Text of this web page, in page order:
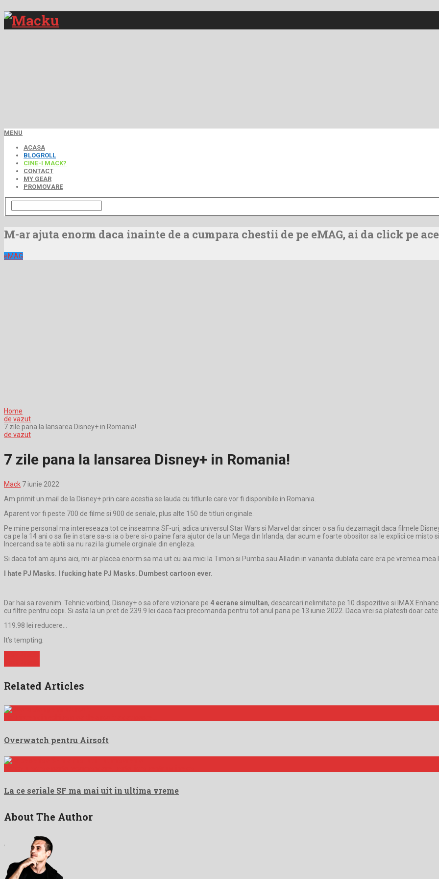
MENU
ACASA
BLOGROLL
CINE-I MACK?
CONTACT
MY GEAR
PROMOVARE
M-ar ajuta enorm daca inainte de a cumpara chestii de pe eMAG, ai da click pe
eMAG
Home
de vazut
7 zile pana la lansarea Disney+ in Romania!
de vazut
7 zile pana la lansarea Disney+ in Romania!
Mack 7 iunie 2022
Am primit un mail de la Disney+ prin care acestia se lauda cu titlurile care vor fi disponibile in Romania.
Aparent vor fi peste 700 de filme si 900 de seriale, plus alte 150 de titluri originale.
Pe mine personal ma intereseaza tot ce inseamna SF-uri, adica universul Star Wars si Marvel dar sincer o sa fiu dezamagit daca filmele
ca pe la 14 ani o sa fie in stare sa-si ia o bere si-o paine fara ajutor de la un Mega din Irlanda, dar acum e foarte obositor sa le explici ce misto
Incercand sa te abtii sa nu razi la glumele orginale din engleza.
Si daca tot am ajuns aici, mi-ar placea enorm sa ma uit cu aia mici la Timon si Pumba sau Alladin in varianta dublata care era pe vremea mea
I hate PJ Masks. I fucking hate PJ Masks. Dumbest cartoon ever.
Dar hai sa revenim. Tehnic vorbind, Disney+ o sa ofere vizionare pe 4 ecrane simultan, descarcari nelimitate pe 10 dispozitive si IMAX
cu filtre pentru copii. Si asta la un pret de 239.9 lei daca faci precomanda pentru tot anul pana pe 13 iunie 2022. Daca vrei sa platesti doar
119.98 lei reducere…
It’s tempting.
Related Articles
Overwatch pentru Airsoft
La ce seriale SF ma mai uit in ultima vreme
About The Author